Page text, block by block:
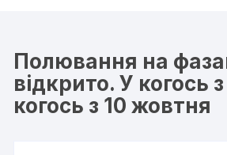
Полювання на
відкрито. У когось
когось з 10 жовтня